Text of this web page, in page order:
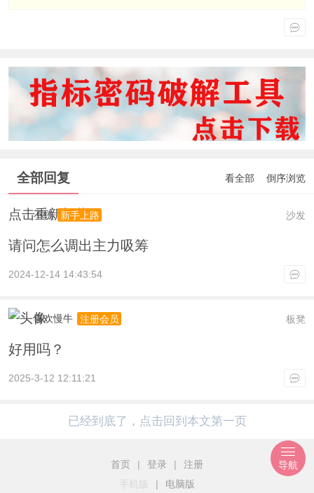
全部回复 看全部 倒序浏览
点击重新加载 沙发
不锈 新手上路
请问怎么调出主力吸筹
2024-12-14 14:43:54
板凳
喜欢慢牛 注册会员
好用吗？
2025-3-12 12:11:21
已经到底了，点击回到本文第一页
首页 | 登录 |
注册
手机版
| 电脑版
导航